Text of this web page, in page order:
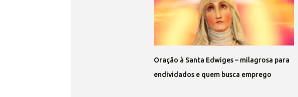
Oração à Santa Edwiges – milagrosa para
endividados e quem busca emprego